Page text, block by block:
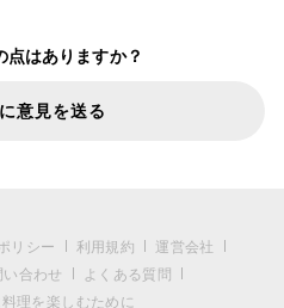
点はありますか？
意見を送る
リシー 利用規約
運営会社
合わせ
よくある質問
理を楽しむために